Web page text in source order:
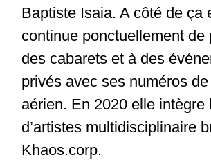
Baptiste Isaia. A côté de ça
continue ponctuellement de
des cabarets et à des
privés avec ses numéros
aérien. En 2020 elle intègre
d’artistes multidisciplinaire
Khaos.corp.